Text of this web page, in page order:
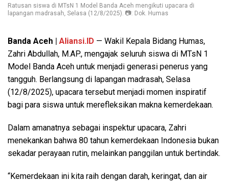
Ratusan siswa di MTsN 1 Model Banda Aceh mengikuti upacara di
lapangan madrasah, Selasa (12/8/2025). 📷: Dok. Humas
Banda Aceh | Aliansi.ID — Wakil Kepala Bidang Humas,
Zahri Abdullah, M.AP., mengajak seluruh siswa di MTsN 1
Model Banda Aceh untuk menjadi generasi penerus yang
tangguh. Berlangsung di lapangan madrasah, Selasa
(12/8/2025), upacara tersebut menjadi momen inspiratif
bagi para siswa untuk merefleksikan makna kemerdekaan.
Dalam amanatnya sebagai inspektur upacara, Zahri
menekankan bahwa 80 tahun kemerdekaan Indonesia bukan
sekadar perayaan rutin, melainkan panggilan untuk bertindak.
“Kemerdekaan ini kita raih dengan darah, keringat, dan air